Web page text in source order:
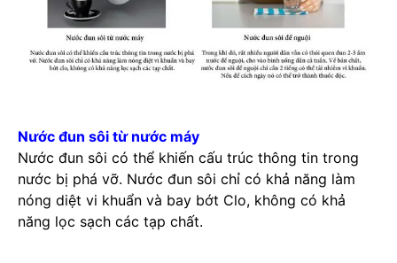
Nước đun sôi từ nước máy
Nước đun sôi có thể khiến cấu trúc thông tin trong
nước bị phá vỡ. Nước đun sôi chỉ có khả năng làm
nóng diệt vi khuẩn và bay bớt Clo, không có khả
năng lọc sạch các tạp chất.